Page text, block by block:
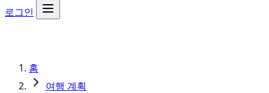
로그인
홈
여행 계획